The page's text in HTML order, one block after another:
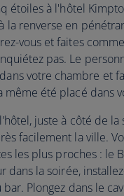
étoiles à l'hôtel
la renverse en
vous et faites
pas. Le
votre chambre et
même été placé dans
juste à côté de
facilement la ville.
les plus proches : le
dans la soirée,
Plongez dans le